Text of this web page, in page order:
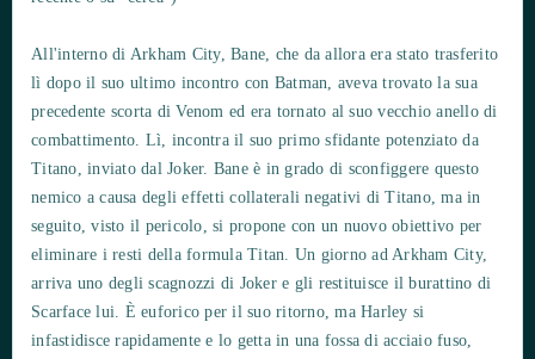
All'interno di Arkham City, Bane, che da allora era stato trasferito
lì dopo il suo ultimo incontro con Batman, aveva trovato la sua
precedente scorta di Venom ed era tornato al suo vecchio anello di
combattimento. Lì, incontra il suo primo sfidante potenziato da
Titano, inviato dal Joker. Bane è in grado di sconfiggere questo
nemico a causa degli effetti collaterali negativi di Titano, ma in
seguito, visto il pericolo, si propone con un nuovo obiettivo per
eliminare i resti della formula Titan. Un giorno ad Arkham City,
arriva uno degli scagnozzi di Joker e gli restituisce il burattino di
Scarface lui. È euforico per il suo ritorno, ma Harley si
infastidisce rapidamente e lo getta in una fossa di acciaio fuso,